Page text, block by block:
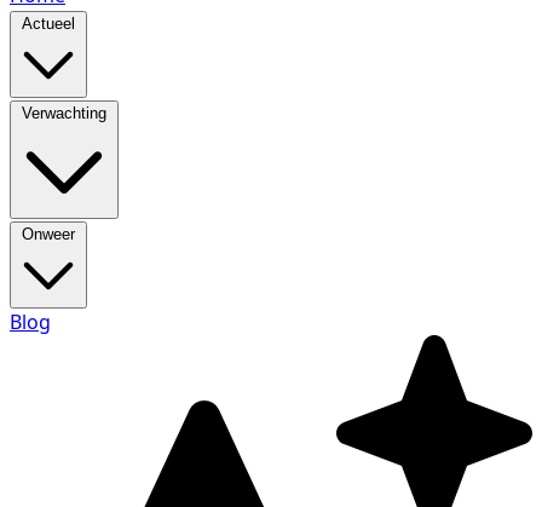
Actueel
Verwachting
Onweer
Blog